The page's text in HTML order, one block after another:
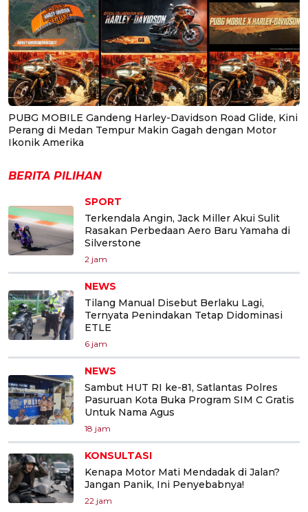
PUBG MOBILE Gandeng Harley-Davidson Road Glide, Kini
Perang di Medan Tempur Makin Gagah dengan Motor
Ikonik Amerika
BERITA PILIHAN
SPORT
Terkendala Angin, Jack Miller Akui Sulit
Rasakan Perbedaan Aero Baru Yamaha di
Silverstone
2 jam
NEWS
Tilang Manual Disebut Berlaku Lagi,
Ternyata Penindakan Tetap Didominasi
ETLE
6 jam
NEWS
Sambut HUT RI ke-81, Satlantas Polres
Pasuruan Kota Buka Program SIM C Gratis
Untuk Nama Agus
18 jam
KONSULTASI
Kenapa Motor Mati Mendadak di Jalan?
Jangan Panik, Ini Penyebabnya!
22 jam